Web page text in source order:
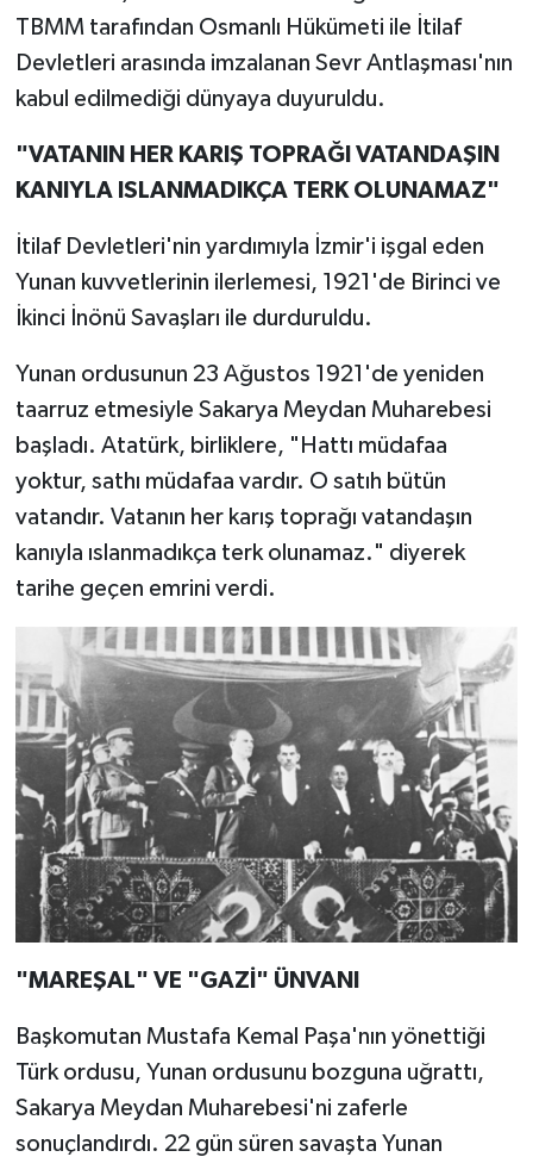
TBMM tarafından Osmanlı Hükümeti ile İtilaf
Devletleri arasında imzalanan Sevr Antlaşması'nın
kabul edilmediği dünyaya duyuruldu.
"VATANIN HER KARIŞ TOPRAĞI VATANDAŞIN
KANIYLA ISLANMADIKÇA TERK OLUNAMAZ"
İtilaf Devletleri'nin yardımıyla İzmir'i işgal eden
Yunan kuvvetlerinin ilerlemesi, 1921'de Birinci ve
İkinci İnönü Savaşları ile durduruldu.
Yunan ordusunun 23 Ağustos 1921'de yeniden
taarruz etmesiyle Sakarya Meydan Muharebesi
başladı. Atatürk, birliklere, "Hattı müdafaa
yoktur, sathı müdafaa vardır. O satıh bütün
vatandır. Vatanın her karış toprağı vatandaşın
kanıyla ıslanmadıkça terk olunamaz." diyerek
tarihe geçen emrini verdi.
"MAREŞAL" VE "GAZİ" ÜNVANI
Başkomutan Mustafa Kemal Paşa'nın yönettiği
Türk ordusu, Yunan ordusunu bozguna uğrattı,
Sakarya Meydan Muharebesi'ni zaferle
sonuçlandırdı. 22 gün süren savaşta Yunan